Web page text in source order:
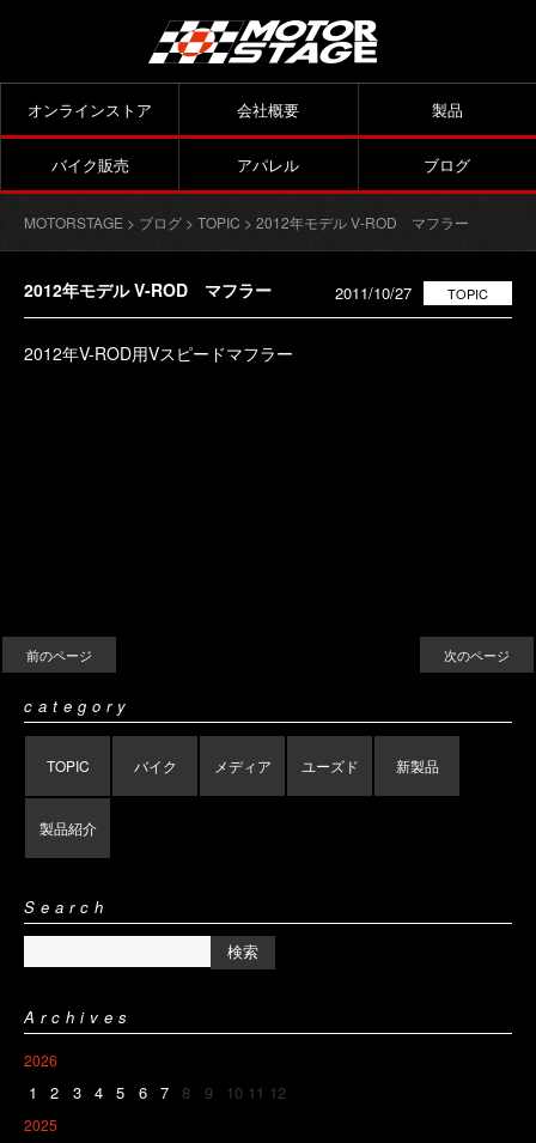
オンラインストア 会社概要 製品
バイク販売 アパレル ブログ
MOTORSTAGE > ブログ > TOPIC > 2012年モデル V-ROD マフラー
2012年モデル V-ROD マフラー TOPIC
2011/10/27
2012年V-ROD用Vスピードマフラー
前のページ 次のページ
category
TOPIC バイク メディア ユーズド 新製品
製品紹介
Search
Archives
2026
1 2 3 4 5 6 7 8 9 10 11 12
2025